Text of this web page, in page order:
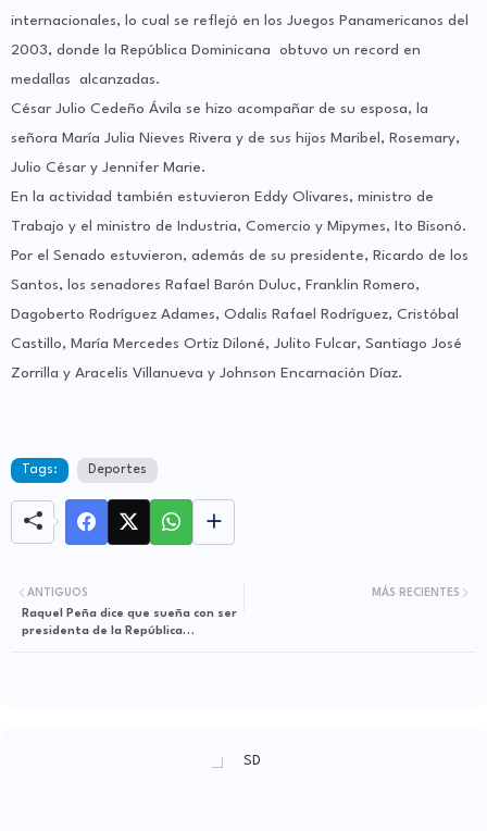
internacionales, lo cual se reflejó en los Juegos Panamericanos del
2003, donde la República Dominicana obtuvo un record en
medallas alcanzadas.
César Julio Cedeño Ávila se hizo acompañar de su esposa, la
señora María Julia Nieves Rivera y de sus hijos Maribel, Rosemary,
Julio César y Jennifer Marie.
En la actividad también estuvieron Eddy Olivares, ministro de
Trabajo y el ministro de Industria, Comercio y Mipymes, Ito Bisonó.
Por el Senado estuvieron, además de su presidente, Ricardo de los
Santos, los senadores Rafael Barón Duluc, Franklin Romero,
Dagoberto Rodríguez Adames, Odalis Rafael Rodríguez, Cristóbal
Castillo, María Mercedes Ortiz Diloné, Julito Fulcar, Santiago José
Zorrilla y Aracelis Villanueva y Johnson Encarnación Díaz.
Tags: Deportes
MÁS RECIENTES
ANTIGUOS
Raquel Peña dice que sueña con ser
presidenta de la República